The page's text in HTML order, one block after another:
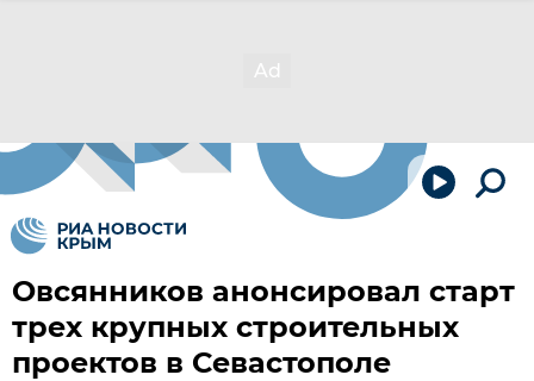
Овсянников анонсировал старт
трех крупных строительных
проектов в Севастополе